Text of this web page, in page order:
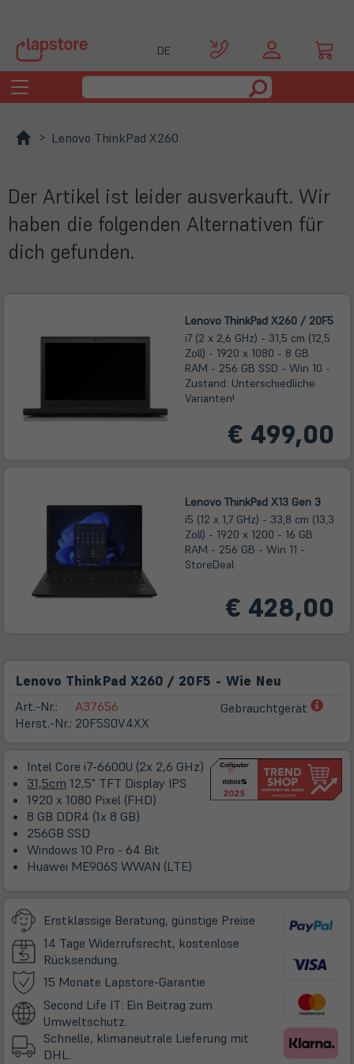
DE
Toggle
navigation
Lenovo ThinkPad X260
Der Artikel ist leider ausverkauft. Wir
haben die folgenden Alternativen für
dich gefunden.
Lenovo ThinkPad X260 / 20F5
i7 (2 x 2,6 GHz) - 31,5 cm (12,5
Zoll) - 1920 x 1080 - 8 GB
RAM - 256 GB SSD - Win 10 -
Zustand: Unterschiedliche
Varianten!
€ 499,00
Lenovo ThinkPad X13 Gen 3
i5 (12 x 1,7 GHz) - 33,8 cm (13,3
Zoll) - 1920 x 1200 - 16 GB
RAM - 256 GB - Win 11 -
StoreDeal
€ 428,00
Lenovo ThinkPad X260 / 20F5 - Wie Neu
Art.-Nr.:
Herst.-Nr.:
A37656
20F5S0V4XX
Gebrauchtgerät
Tab)
Intel Core i7-6600U (2x 2,6 GHz)
31,5cm 12,5" TFT Display IPS
1920 x 1080 Pixel (FHD)
8 GB DDR4 (1x 8 GB)
256GB SSD
Windows 10 Pro - 64 Bit
Huawei ME906S WWAN (LTE)
Erstklassige Beratung, günstige Preise
14 Tage Widerrufsrecht, kostenlose
Rücksendung.
15 Monate Lapstore-Garantie
neuem
Second Life IT: Ein Beitrag zum
Umweltschutz.
Schnelle, klimaneutrale Lieferung mit
DHL.